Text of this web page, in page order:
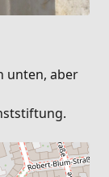
unten, aber